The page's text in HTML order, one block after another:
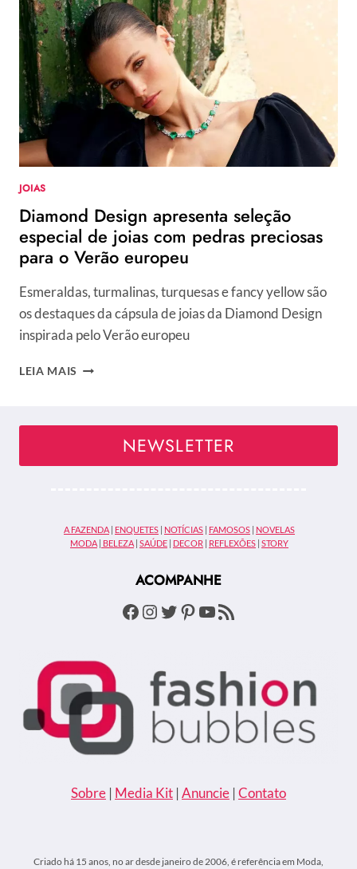
VALE
TUDO
QUE
ROUBARAM
A
CENA
AGORA
JOIAS
Diamond Design apresenta seleção
especial de joias com pedras preciosas
para o Verão europeu
Esmeraldas, turmalinas, turquesas e fancy yellow são
os destaques da cápsula de joias da Diamond Design
inspirada pelo Verão europeu
LEIA MAIS DIAMOND
JOIAS
PARA
O
NEWSLETTER
A FAZENDA ENQUETES NOTÍCIAS FAMOSOS
NOVELAS
MODA
BELEZA SAÚDE DECOR REFLEXÕES STORY
ACOMPANHE
Facebook
Instagram
Twitter
Pinterest
Youtube
Feed RSS
Sobre | Media Kit | Anuncie | Contato
Criado há 15 anos, no ar desde janeiro de 2006, é referência em Moda,